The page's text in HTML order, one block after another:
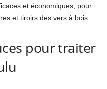
et économiques, pour
et tiroirs des vers à bois.
pour traiter